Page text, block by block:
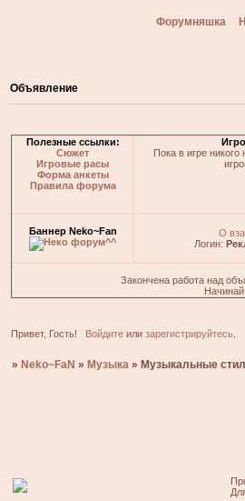
Форумняшка
Объявление
Полезные ссылки:
Сюжет
Игровые расы
Форма анкеты
Правила форума
Пока в игре никого
Баннер Neko~Fan
О
Логин:
Закончена работа над
Привет, Гость! Войдитеили зарегистрируйтесь.
» Neko~FaN » Музыка » Музыкальные